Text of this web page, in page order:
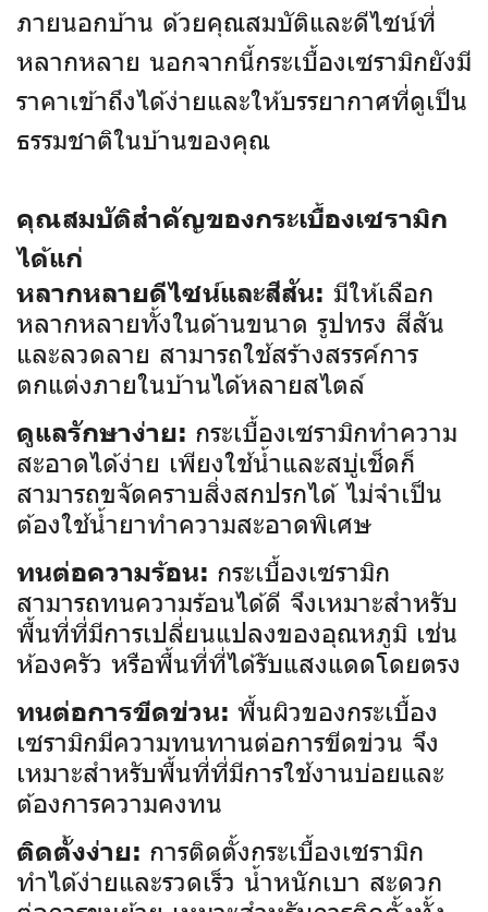
ภายนอกบ้าน ด้วยคุณสมบัติและดีไซน์ที่
หลากหลาย นอกจากนี้กระเบื้องเซรามิกยังมี
ราคาเข้าถึงได้ง่ายและให้บรรยากาศที่ดูเป็น
ธรรมชาติในบ้านของคุณ
คุณสมบัติสำคัญของกระเบื้องเซรามิก
ได้แก่
หลากหลายดีไซน์และสีสัน: มีให้เลือก
หลากหลายทั้งในด้านขนาด รูปทรง สีสัน
และลวดลาย สามารถใช้สร้างสรรค์การ
ตกแต่งภายในบ้านได้หลายสไตล์
ดูแลรักษาง่าย: กระเบื้องเซรามิกทำความ
สะอาดได้ง่าย เพียงใช้น้ำและสบู่เช็ดก็
สามารถขจัดคราบสิ่งสกปรกได้ ไม่จำเป็น
ต้องใช้น้ำยาทำความสะอาดพิเศษ
ทนต่อความร้อน: กระเบื้องเซรามิก
สามารถทนความร้อนได้ดี จึงเหมาะสำหรับ
พื้นที่ที่มีการเปลี่ยนแปลงของอุณหภูมิ เช่น
ห้องครัว หรือพื้นที่ที่ได้รับแสงแดดโดยตรง
ทนต่อการขีดข่วน: พื้นผิวของกระเบื้อง
เซรามิกมีความทนทานต่อการขีดข่วน จึง
เหมาะสำหรับพื้นที่ที่มีการใช้งานบ่อยและ
ต้องการความคงทน
ติดตั้งง่าย: การติดตั้งกระเบื้องเซรามิก
ทำได้ง่ายและรวดเร็ว น้ำหนักเบา สะดวก